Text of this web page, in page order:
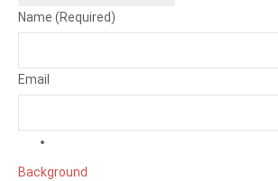
Name (Required)
Email
Background